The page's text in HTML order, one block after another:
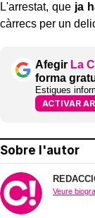
L'arrestat, que ja
càrrecs per un
Afegir La
forma
Estigues
ACTIVAR
Sobre l'autor
Veure